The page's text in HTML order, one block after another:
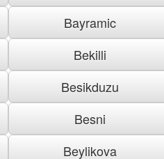
Bayramic
Bekilli
Besikduzu
Besni
Beylikova